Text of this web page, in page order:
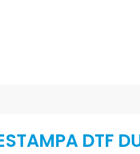
DTF